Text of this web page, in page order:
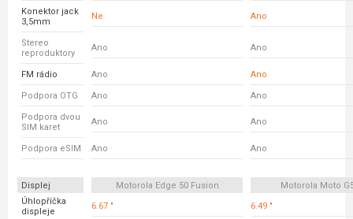
Konektor jack
3,5mm
Ne Ano
Stereo
reproduktory
Ano Ano
FM rádio Ano Ano
Podpora OTG Ano Ano
Podpora dvou
SIM karet
Ano Ano
Podpora eSIM Ano Ano
Displej Motorola Edge 50 Fusion
Motorola Moto
Úhlopříčka
displeje
6.67 " 6.49 "